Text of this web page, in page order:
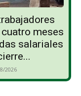
meses
salariales
2026